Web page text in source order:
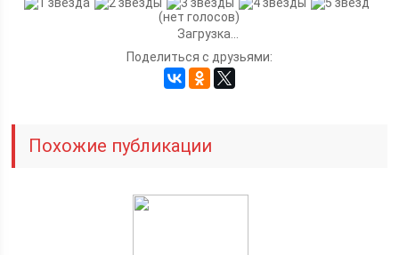
(нет голосов)
Загрузка...
Поделиться с друзьями:
Похожие публикации